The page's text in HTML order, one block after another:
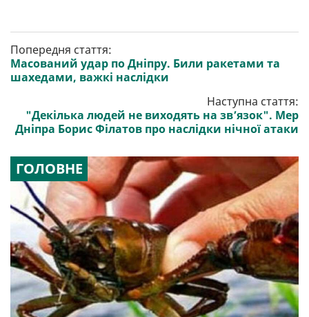
Попередня стаття:
Масований удар по Дніпру. Били ракетами та
шахедами, важкі наслідки
Наступна стаття:
"Декілька людей не виходять на зв’язок". Мер
Дніпра Борис Філатов про наслідки нічної атаки
ГОЛОВНЕ